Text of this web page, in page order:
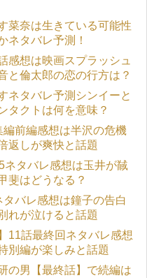
菜奈は生きている可能性
ネタバレ予測！
感想は映画スプラッシュ
と倫太郎の恋の行方は？
ネタバレ予測シンイーと
タクトは何を意味？
編前編感想は半沢の危機
返しが爽快と話題
ネタバレ感想は玉井が馘
斐はどうなる？
バレ感想は鐘子の告白
れが泣けると話題
11話最終回ネタバレ感想
別編が楽しみと話題
の男【最終話】で続編は